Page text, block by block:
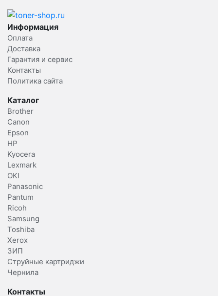
Информация
Оплата
Доставка
Гарантия и сервис
Контакты
Политика сайта
Каталог
Brother
Canon
Epson
HP
Kyocera
Lexmark
OKI
Panasonic
Pantum
Ricoh
Samsung
Toshiba
Xerox
ЗИП
Струйные картриджи
Чернила
Контакты